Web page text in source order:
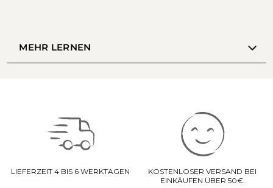
MEHR LERNEN
LIEFERZEIT 4 BIS 6 WERKTAGEN
KOSTENLOSER VERSAND BEI
EINKÄUFEN ÜBER 50€.